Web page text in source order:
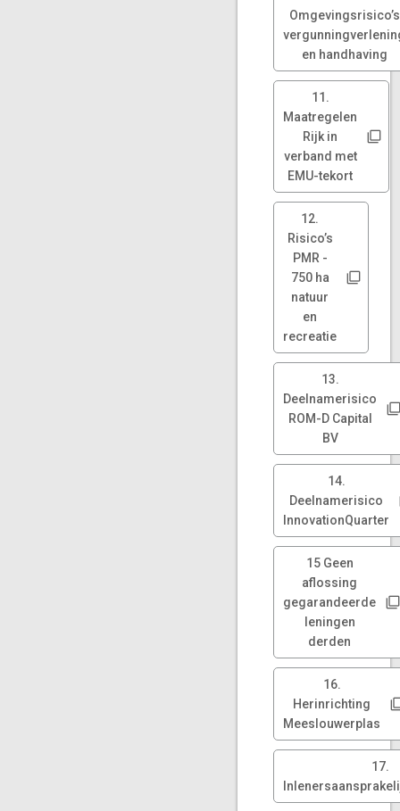
Omgevingsrisico’s
en handhaving
11.
Maatregelen
Rijk in
verband met
EMU-tekort
12.
Risico’s
PMR -
750 ha
natuur
en
recreatie
13.
Deelnamerisico
ROM-D Capital
BV
14.
Deelnamerisico
InnovationQuarter
15 Geen
aflossing
gegarandeerde
leningen
derden
16.
Herinrichting
Meeslouwerplas
17.